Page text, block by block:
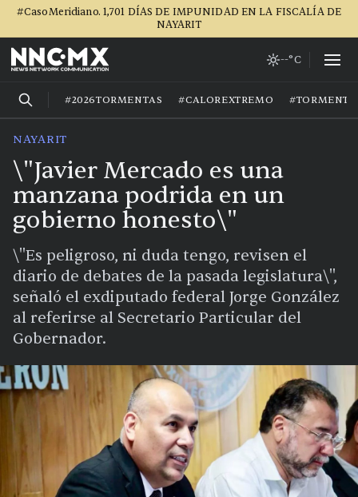
#CasoMeridiano. 1,701 DÍAS DE IMPUNIDAD EN LA FISCALÍA DE
NAYARIT
--°C
#2026TORMENTAS #CALOREXTREMO
NAYARIT
\"Javier Mercado es una
manzana podrida en un
gobierno honesto\"
\"Es peligroso, ni duda tengo, revisen el
diario de debates de la pasada legislatura\",
señaló el exdiputado federal Jorge González
al referirse al Secretario Particular del
Gobernador.